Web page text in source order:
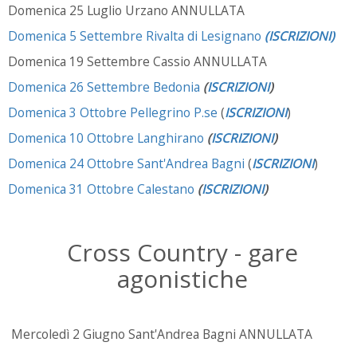
Domenica 25 Luglio Urzano ANNULLATA
Domenica 5 Settembre Rivalta di Lesignano (ISCRIZIONI)
Domenica 19 Settembre Cassio ANNULLATA
Domenica 26 Settembre Bedonia (ISCRIZIONI)
Domenica 3 Ottobre Pellegrino P.se (ISCRIZIONI)
Domenica 10 Ottobre Langhirano (ISCRIZIONI)
Domenica 24 Ottobre Sant'Andrea Bagni (ISCRIZIONI)
Domenica 31 Ottobre Calestano (ISCRIZIONI)
Cross Country - gare
agonistiche
Mercoledì 2 Giugno Sant'Andrea Bagni ANNULLATA